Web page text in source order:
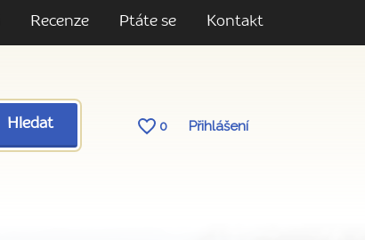
Recenze Ptáte se Kontakt
Hledat 0 Přihlášení